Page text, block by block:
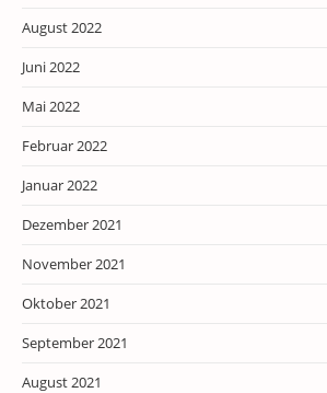
August 2022
Juni 2022
Mai 2022
Februar 2022
Januar 2022
Dezember 2021
November 2021
Oktober 2021
September 2021
August 2021